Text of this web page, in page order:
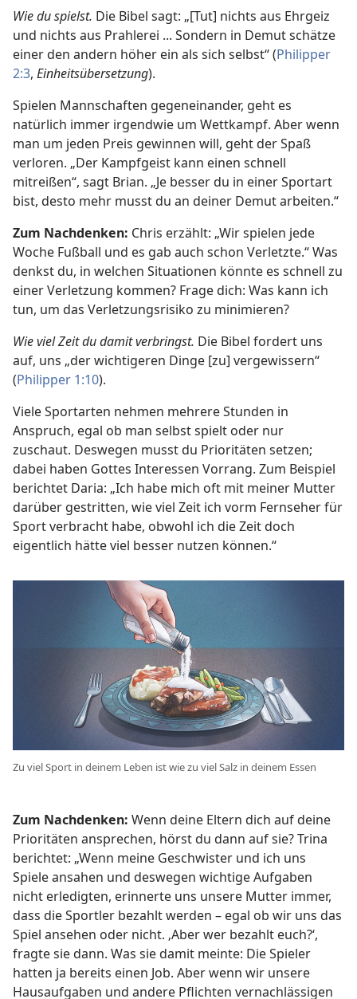
Wie du spielst. Die Bibel sagt: „[Tut] nichts aus Ehrgeiz
und nichts aus Prahlerei ... Sondern in Demut schätze
einer den andern höher ein als sich selbst“ (Philipper
2:3, Einheitsübersetzung).
Spielen Mannschaften gegeneinander, geht es
natürlich immer irgendwie um Wettkampf. Aber wenn
man um jeden Preis gewinnen will, geht der Spaß
verloren. „Der Kampfgeist kann einen schnell
mitreißen“, sagt Brian. „Je besser du in einer Sportart
bist, desto mehr musst du an deiner Demut arbeiten.“
Zum Nachdenken: Chris erzählt: „Wir spielen jede
Woche Fußball und es gab auch schon Verletzte.“ Was
denkst du, in welchen Situationen könnte es schnell zu
einer Verletzung kommen? Frage dich: Was kann ich
tun, um das Verletzungsrisiko zu minimieren?
Wie viel Zeit du damit verbringst. Die Bibel fordert uns
auf, uns „der wichtigeren Dinge [zu] vergewissern“
(Philipper 1:10).
Viele Sportarten nehmen mehrere Stunden in
Anspruch, egal ob man selbst spielt oder nur
zuschaut. Deswegen musst du Prioritäten setzen;
dabei haben Gottes Interessen Vorrang. Zum Beispiel
berichtet Daria: „Ich habe mich oft mit meiner Mutter
darüber gestritten, wie viel Zeit ich vorm Fernseher für
Sport verbracht habe, obwohl ich die Zeit doch
eigentlich hätte viel besser nutzen können.“
Zu viel Sport in deinem Leben ist wie zu viel Salz in deinem Essen
Zum Nachdenken: Wenn deine Eltern dich auf deine
Prioritäten ansprechen, hörst du dann auf sie? Trina
berichtet: „Wenn meine Geschwister und ich uns
Spiele ansahen und deswegen wichtige Aufgaben
nicht erledigten, erinnerte uns unsere Mutter immer,
dass die Sportler bezahlt werden – egal ob wir uns das
Spiel ansehen oder nicht. ‚Aber wer bezahlt euch?‘,
fragte sie dann. Was sie damit meinte: Die Spieler
hatten ja bereits einen Job. Aber wenn wir unsere
Hausaufgaben und andere Pflichten vernachlässigen